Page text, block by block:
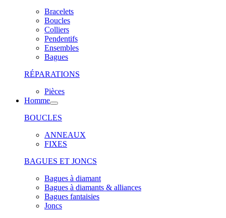
Bracelets
Boucles
Colliers
Pendentifs
Ensembles
Bagues
RÉPARATIONS
Pièces
Homme
BOUCLES
ANNEAUX
FIXES
BAGUES ET JONCS
Bagues à diamant
Bagues à diamants & alliances
Bagues fantaisies
Joncs